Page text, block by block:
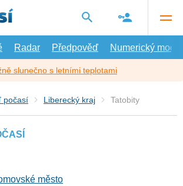
Radar Předpověď Numerický model
slunečno s letními teplotami
počasí Liberecký kraj Tatobity
město